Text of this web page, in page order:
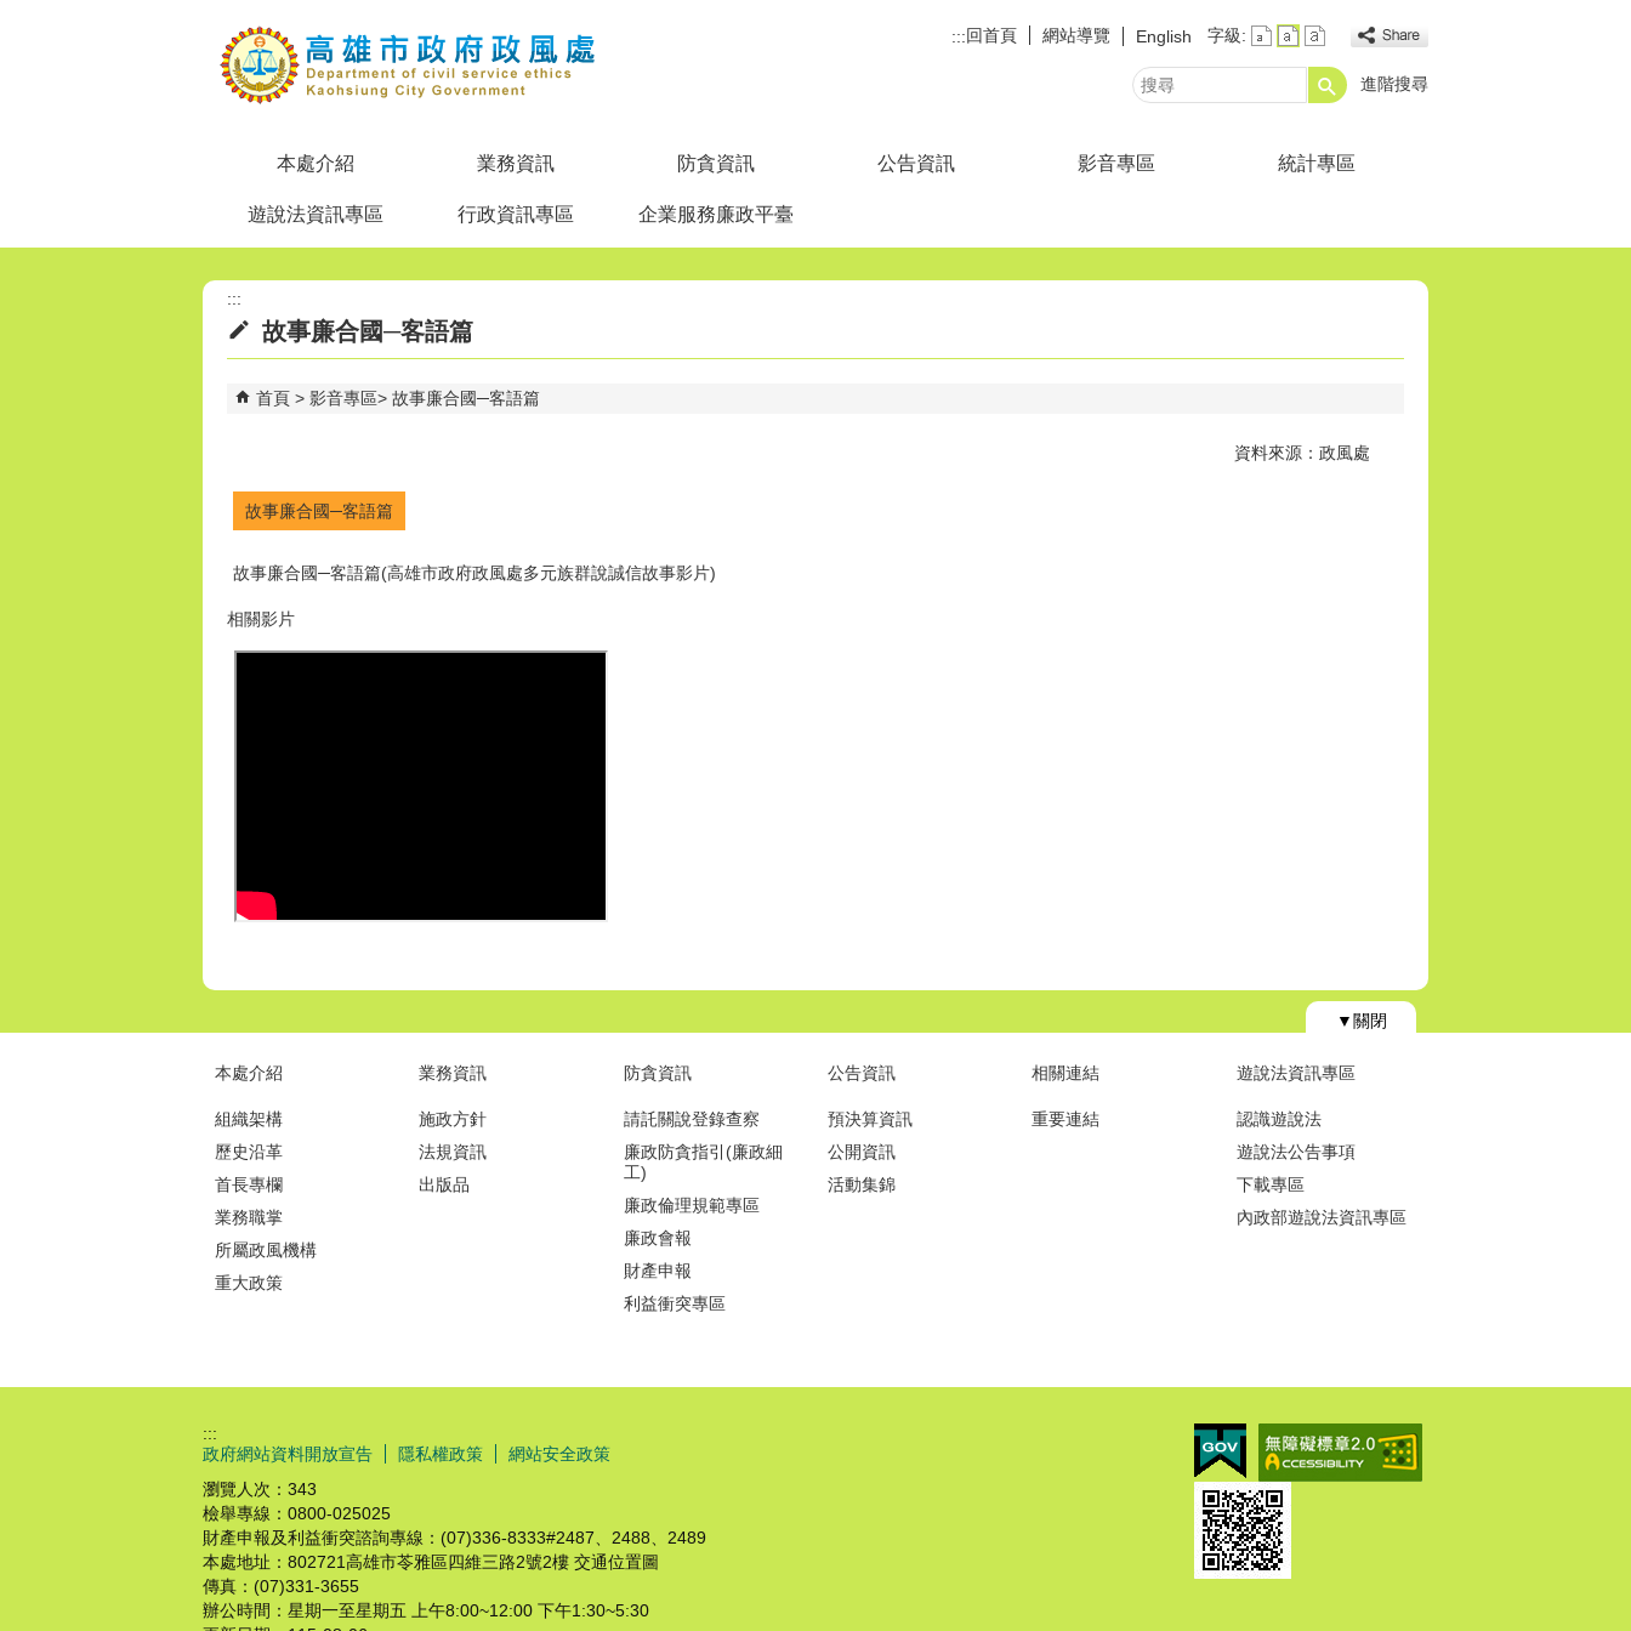
:::回首頁 網站導覽 English 字級:
搜
進階搜尋
本處介紹 業務資訊 防貪資訊 公告資訊 影音專區 統計專區
遊說法資訊專區 行政資訊專區 企業服務廉政平臺
:::
故事廉合國─客語篇
首頁 影音專區 故事廉合國─客語篇
資料來源：政風處
故事廉合國─客語篇
故事廉合國─客語篇(高雄市政府政風處多元族群說誠信故事影片)
相關影片
▼關閉
本處介紹
組織架構
歷史沿革
首長專欄
業務職掌
所屬政風機構
重大政策
業務資訊
施政方針
法規資訊
出版品
防貪資訊
請託關說登錄查察
廉政防貪指引(廉政細
工)
廉政倫理規範專區
廉政會報
財產申報
利益衝突專區
公告資訊
預決算資訊
公開資訊
活動集錦
相關連結
重要連結
遊說法資訊專區
認識遊說法
遊說法公告事項
下載專區
內政部遊說法資訊專區
:::
政府網站資料開放宣告
隱私權政策
網站安全政策
瀏覽人次： 343
檢舉專線：0800-025025
財產申報及利益衝突諮詢專線：(07)336-8333#2487、2488、2489
本處地址：802721高雄市苓雅區四維三路2號2樓 交通位置圖
傳真：(07)331-3655
辦公時間：星期一至星期五 上午8:00~12:00 下午1:30~5:30